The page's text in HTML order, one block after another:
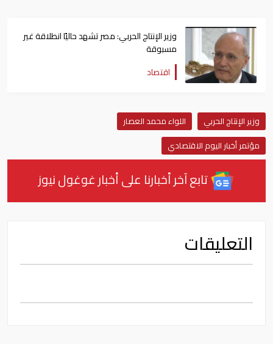
وزير اﻹنتاج الحربي: مصر تشهد حاليًا انطلاقة غير
مسبوقة
اقتصاد
وزير اﻹنتاج الحربي
اللواء محمد العصار
مؤتمر أخبار اليوم الاقتصادي
تابع آخر أخبارنا على أخبار غوغول نيوز
التعليقات